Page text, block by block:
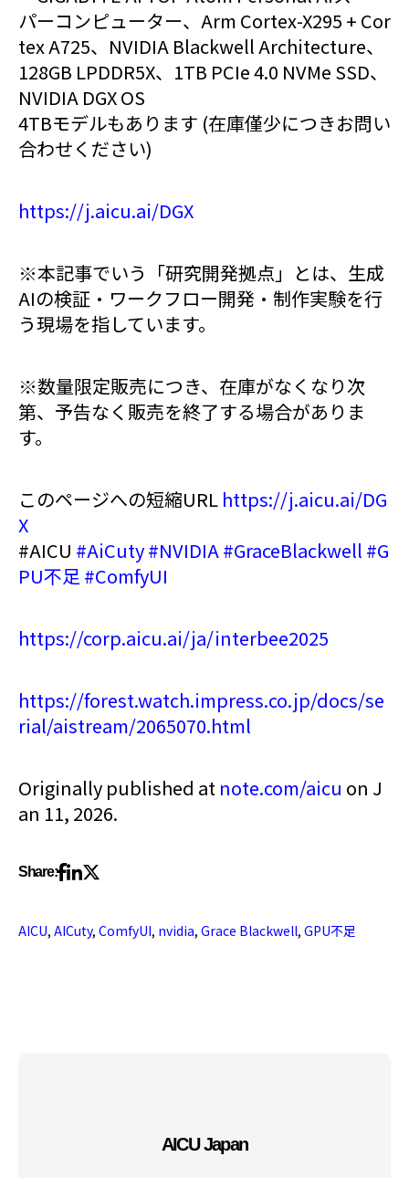
パーコンピューター、Arm Cortex-X295 + Cor
tex A725、NVIDIA Blackwell Architecture、
128GB LPDDR5X、1TB PCIe 4.0 NVMe SSD、
NVIDIA DGX OS
4TBモデルもあります (在庫僅少につきお問い
合わせください)
https://j.aicu.ai/DGX
※本記事でいう「研究開発拠点」とは、生成
AIの検証・ワークフロー開発・制作実験を行
う現場を指しています。
※数量限定販売につき、在庫がなくなり次
第、予告なく販売を終了する場合がありま
す。
このページへの短縮URL https://j.aicu.ai/DG
X
#AICU #AiCuty#NVIDIA#GraceBlackwell #G
PU不足 #ComfyUI
https://corp.aicu.ai/ja/interbee2025
https://forest.watch.impress.co.jp/docs/se
rial/aistream/2065070.html
Originally published at note.com/aicu on J
an 11, 2026.
Share:
AICU, AICuty, ComfyUI, nvidia, Grace Blackwell, GPU不足
AICU Japan